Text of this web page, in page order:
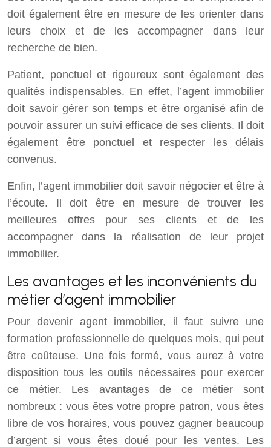
doit également être en mesure de les orienter dans
leurs choix et de les accompagner dans leur
recherche de bien.
Patient, ponctuel et rigoureux sont également des
qualités indispensables. En effet, l’agent immobilier
doit savoir gérer son temps et être organisé afin de
pouvoir assurer un suivi efficace de ses clients. Il doit
également être ponctuel et respecter les délais
convenus.
Enfin, l’agent immobilier doit savoir négocier et être à
l’écoute. Il doit être en mesure de trouver les
meilleures offres pour ses clients et de les
accompagner dans la réalisation de leur projet
immobilier.
Les avantages et les inconvénients du
métier d’agent immobilier
Pour devenir agent immobilier, il faut suivre une
formation professionnelle de quelques mois, qui peut
être coûteuse. Une fois formé, vous aurez à votre
disposition tous les outils nécessaires pour exercer
ce métier. Les avantages de ce métier sont
nombreux : vous êtes votre propre patron, vous êtes
libre de vos horaires, vous pouvez gagner beaucoup
d’argent si vous êtes doué pour les ventes. Les